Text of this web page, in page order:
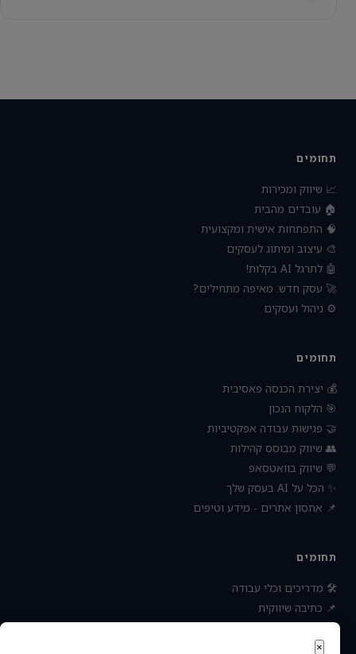
תחומים
📈 שיווק ומכירות
🏠 עובדים מהבית
🧠 התפתחות אישית ומקצועית
🎨 עיצוב ומיתוג לעסקים
🤖 לתרגל AI בקלות!
🚀 עסק חדש: מאיפה מתחילים?
⚙️ ניהול ועסקים
תחומים
💰 יצירת הכנסה פאסיבית
🎯 הלקוח הנכון
🤝 פגישות עבודה אפקטיביות
👥 שיווק מבוסס קהילות
💬 שיווק בוואטסאפ
✨ הכל על AI בעסק שלך
📌 אחסון אתרים - מידע וטיפים
תחומים
🛠 מדריכים וכלי עבודה
📌 כתיבה שיווקית
📌 socialbee מפלצת המדיה
📌 נטוורקינג וקשרים עסקיים
×